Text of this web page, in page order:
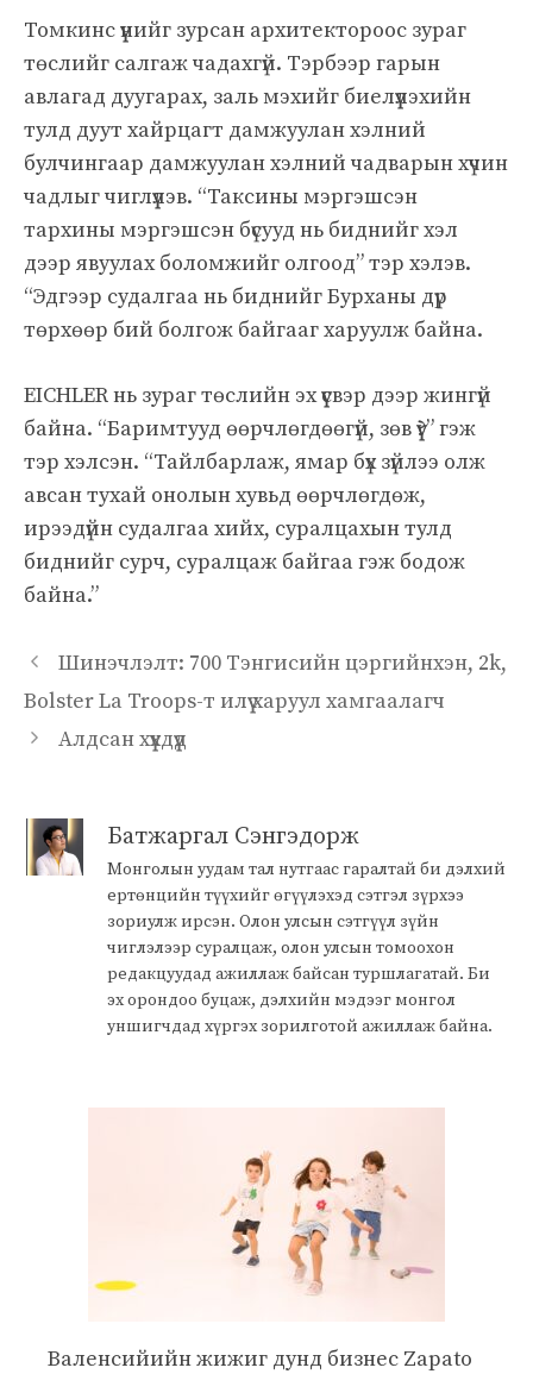
Томкинс үүнийг зурсан архитектороос зураг
төслийг салгаж чадахгүй. Тэрбээр гарын
авлагад дуугарах, заль мэхийг биелүүлэхийн
тулд дуут хайрцагт дамжуулан хэлний
булчингаар дамжуулан хэлний чадварын хүчин
чадлыг чиглүүлэв. “Таксины мэргэшсэн
тархины мэргэшсэн бүсууд нь биднийг хэл
дээр явуулах боломжийг олгоод” тэр хэлэв.
“Эдгээр судалгаа нь биднийг Бурханы дүр
төрхөөр бий болгож байгааг харуулж байна.
EICHLER нь зураг төслийн эх үүсвэр дээр жингүй
байна. “Баримтууд өөрчлөгдөөгүй, зөв ​​үү?” гэж
тэр хэлсэн. “Тайлбарлаж, ямар бүх зүйлээ олж
авсан тухай онолын хувьд өөрчлөгдөж,
ирээдүйн судалгаа хийх, суралцахын тулд
биднийг сурч, суралцаж байгаа гэж бодож
байна.”
Шинэчлэлт: 700 Тэнгисийн цэргийнхэн, 2k,
Bolster La Troops-т илүү харуул хамгаалагч
Алдсан хүүхдүүд
Батжаргал Сэнгэдорж
Монголын уудам тал нутгаас гаралтай би дэлхий
ертөнцийн түүхийг өгүүлэхэд сэтгэл зүрхээ
зориулж ирсэн. Олон улсын сэтгүүл зүйн
чиглэлээр суралцаж, олон улсын томоохон
редакцуудад ажиллаж байсан туршлагатай. Би
эх орондоо буцаж, дэлхийн мэдээг монгол
уншигчдад хүргэх зорилготой ажиллаж байна.
Валенсийийн жижиг дунд бизнес Zapato